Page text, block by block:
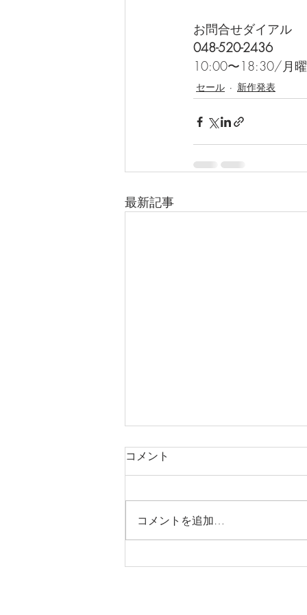
お問合せダイアル
048-520-2436
10:00〜18:30/月
セール 新作発表
最新記事
ひとえ大島紬の世界 -大島紬
コメント
コメントを追加…